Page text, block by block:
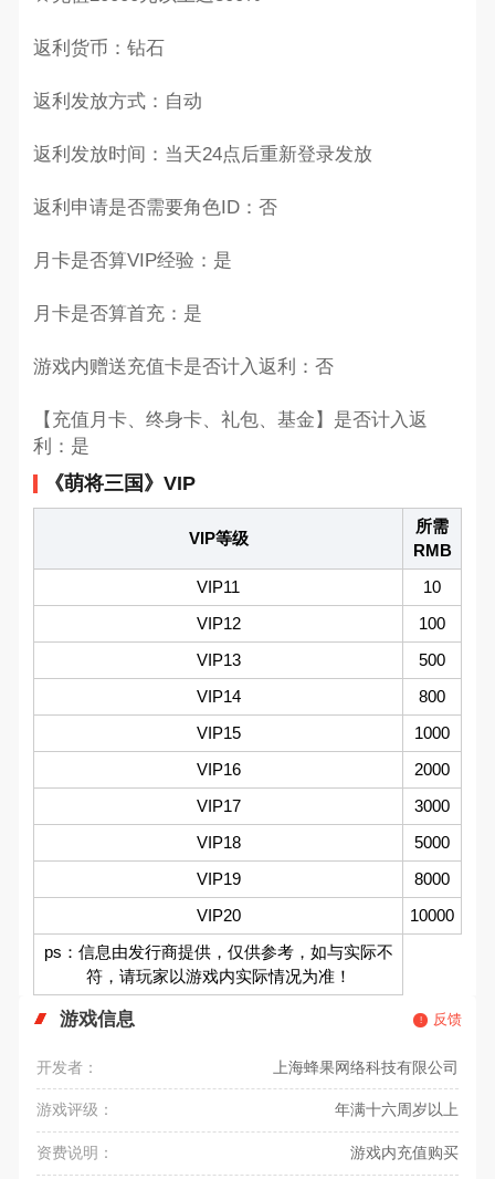
返利货币：钻石
返利发放方式：自动
返利发放时间：当天24点后重新登录发放
返利申请是否需要角色ID：否
月卡是否算VIP经验：是
月卡是否算首充：是
游戏内赠送充值卡是否计入返利：否
【充值月卡、终身卡、礼包、基金】是否计入返
利：是
《萌将三国》VIP
VIP等级
所需
RMB
VIP11
10
VIP12
100
VIP13
500
VIP14
800
VIP15
1000
VIP16
2000
VIP17
3000
VIP18
5000
VIP19
8000
VIP20
10000
ps：信息由发行商提供，仅供参考，如与实际不
符，请玩家以游戏内实际情况为准！
游戏信息 反馈
开发者： 上海蜂果网络科技有限公司
游戏评级： 年满十六周岁以上
资费说明： 游戏内充值购买